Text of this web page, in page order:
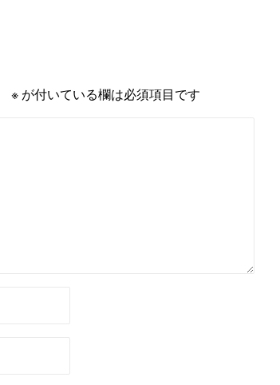
※ が付いている欄は必須項目です